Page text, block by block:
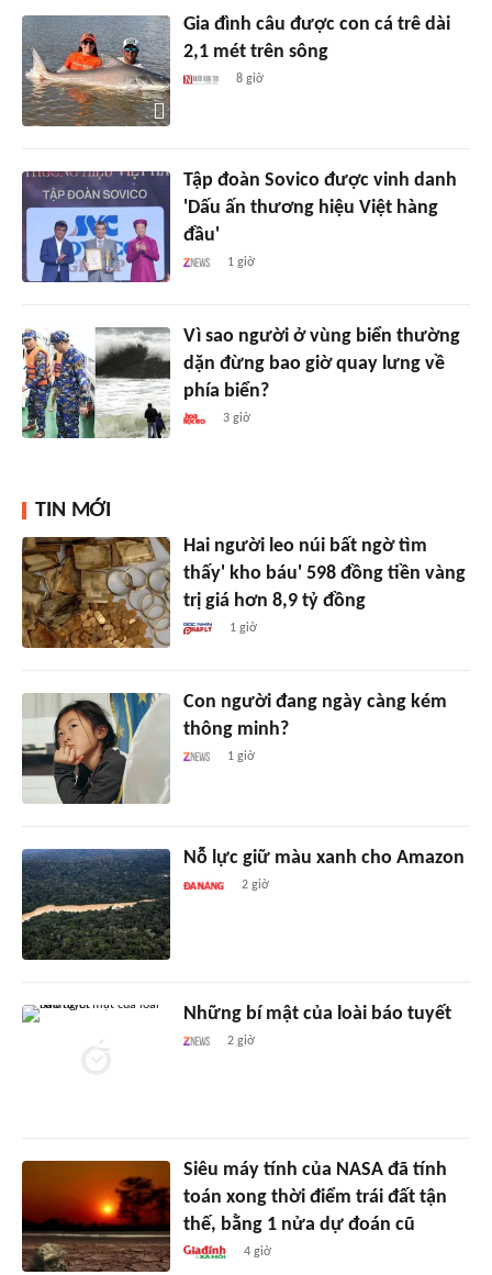
Gia đình câu được con cá trê dài
2,1 mét trên sông
8 giờ
Tập đoàn Sovico được vinh danh
'Dấu ấn thương hiệu Việt hàng
đầu'
1 giờ
Vì sao người ở vùng biển thường
dặn đừng bao giờ quay lưng về
phía biển?
3 giờ
TIN MỚI
Hai người leo núi bất ngờ tìm
thấy' kho báu' 598 đồng tiền vàng
trị giá hơn 8,9 tỷ đồng
1 giờ
Con người đang ngày càng kém
thông minh?
1 giờ
Nỗ lực giữ màu xanh cho Amazon
2 giờ
Những bí mật của loài báo tuyết
2 giờ
Siêu máy tính của NASA đã tính
toán xong thời điểm trái đất tận
thế, bằng 1 nửa dự đoán cũ
4 giờ